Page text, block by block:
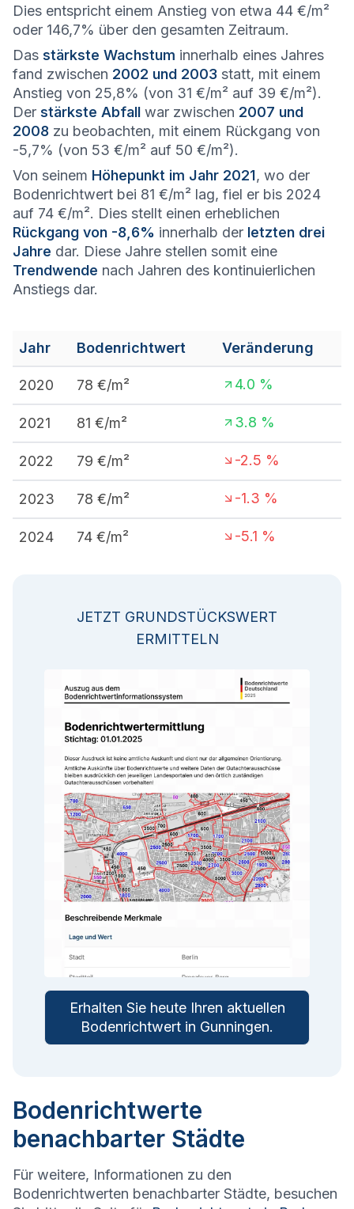
Dies entspricht einem Anstieg von etwa 44 €/m²
oder 146,7% über den gesamten Zeitraum.
Das stärkste Wachstum innerhalb eines Jahres
fand zwischen 2002 und 2003 statt, mit einem
Anstieg von 25,8% (von 31 €/m² auf 39 €/m²).
Der stärkste Abfall war zwischen 2007 und
2008 zu beobachten, mit einem Rückgang von
-5,7% (von 53 €/m² auf 50 €/m²).
Von seinem Höhepunkt im Jahr 2021, wo der
Bodenrichtwert bei 81 €/m² lag, fiel er bis 2024
auf 74 €/m². Dies stellt einen erheblichen
Rückgang von -8,6% innerhalb der letzten drei
Jahre dar. Diese Jahre stellen somit eine
Trendwende nach Jahren des kontinuierlichen
Anstiegs dar.
Jahr Bodenrichtwert Veränderung
2020 78 €/m² 4.0 %
2021 81 €/m² 3.8 %
2022 79 €/m² -2.5 %
2023 78 €/m² -1.3 %
2024 74 €/m² -5.1 %
JETZT GRUNDSTÜCKSWERT
ERMITTELN
Erhalten Sie heute Ihren aktuellen
Bodenrichtwert in Gunningen.
Bodenrichtwerte
benachbarter Städte
Für weitere, Informationen zu den
Bodenrichtwerten benachbarter Städte, besuchen